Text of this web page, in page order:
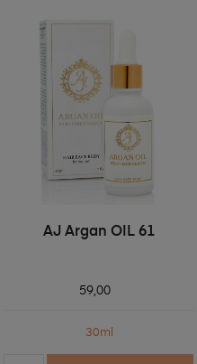
AJ Argan OIL 61
59,00
30ml